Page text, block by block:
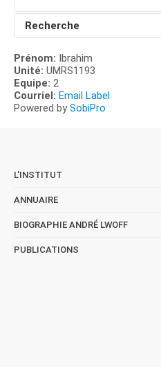
Recherche
Prénom: Ibrahim
Unité: UMRS1193
Equipe: 2
Courriel: Email Label
Powered by SobiPro
L'INSTITUT
ANNUAIRE
BIOGRAPHIE ANDRÉ LWOFF
PUBLICATIONS